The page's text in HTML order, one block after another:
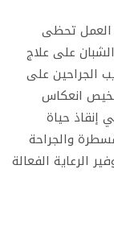
العمل تحظى
على علاج
الجراحين على
انعكاس
إنقاذ حياة
والجراحة
الرعاية الفعالة